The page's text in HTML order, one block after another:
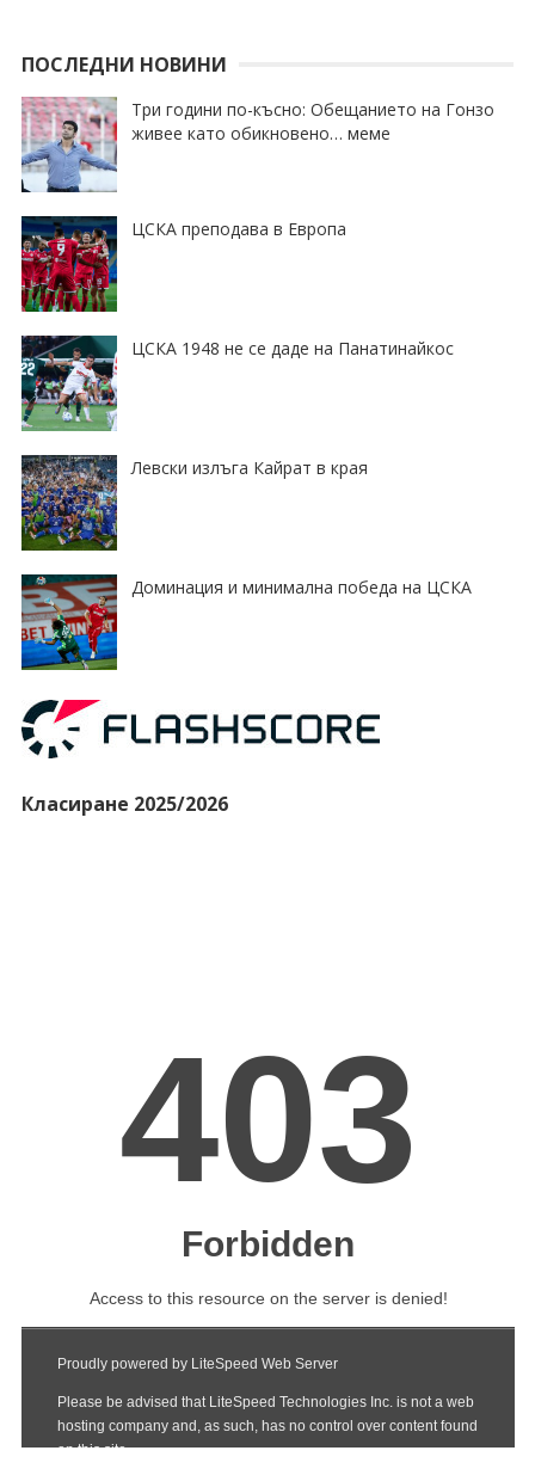
ПОСЛЕДНИ НОВИНИ
Три години по-късно: Обещанието на Гонзо
живее като обикновено… меме
ЦСКА преподава в Европа
ЦСКА 1948 не се даде на Панатинайкос
Левски излъга Кайрат в края
Доминация и минимална победа на ЦСКА
Класиране 2025/2026